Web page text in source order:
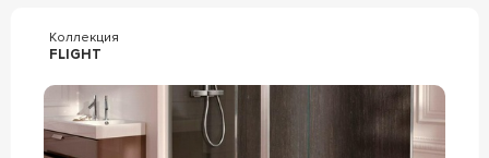
Коллекция
FLIGHT